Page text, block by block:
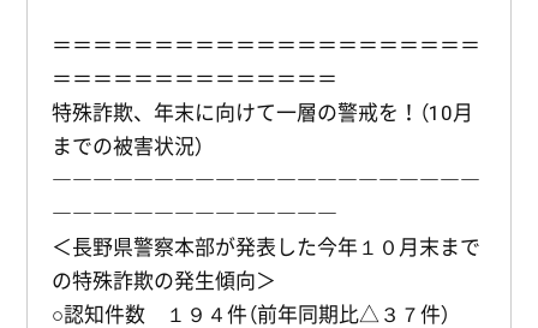
＝＝＝＝＝＝＝＝＝＝＝＝＝＝＝＝＝＝＝＝＝
＝＝＝＝＝＝＝＝＝＝＝＝＝＝
特殊詐欺、年末に向けて一層の警戒を！（10月
までの被害状況）
―――――――――――――――――――――
――――――――――――――
＜長野県警察本部が発表した今年１０月末まで
の特殊詐欺の発生傾向＞
○認知件数 １９４件（前年同期比△３７件）